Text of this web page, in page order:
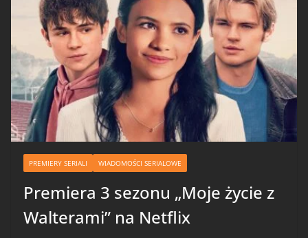
PREMIERY SERIALI WIADOMOŚCI SERIALOWE
Premiera 3 sezonu „Moje życie z
Walterami” na Netflix